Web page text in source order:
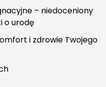
– niedoceniony
o urodę
i zdrowie Twojego